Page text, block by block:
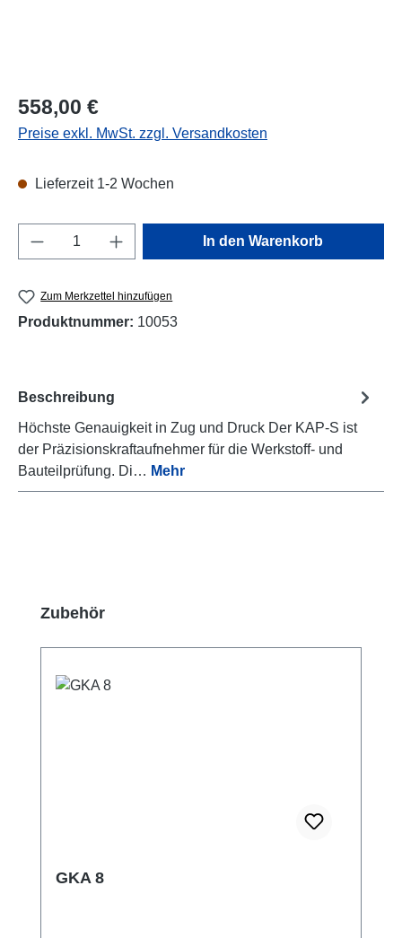
Regulärer Preis:
558,00 €
Preise exkl. MwSt. zzgl. Versandkosten
Lieferzeit 1-2 Wochen
Produkt Anzahl: Gib den gewünschten
In den Warenkorb
Zum Merkzettel hinzufügen
Produktnummer: 10053
Beschreibung
Höchste Genauigkeit in Zug und Druck Der KAP-S ist
der Präzisionskraftaufnehmer für die Werkstoff- und
Bauteilprüfung. Di… Mehr
Produktgalerie überspringen
Zubehör
GKA 8